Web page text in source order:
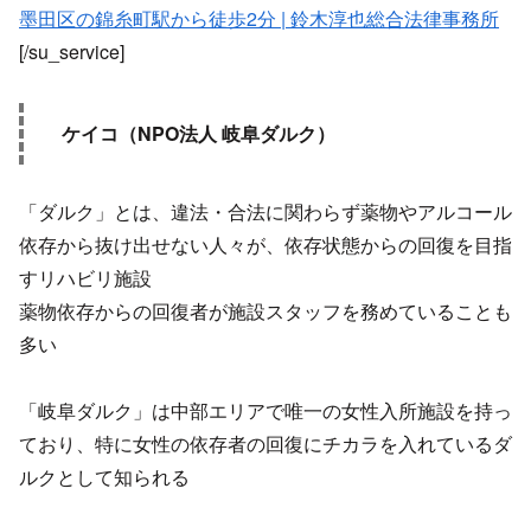
墨田区の錦糸町駅から徒歩2分 | 鈴木淳也総合法律事務所
[/su_service]
ケイコ（NPO法人 岐阜ダルク）
「ダルク」とは、違法・合法に関わらず薬物やアルコール
依存から抜け出せない人々が、依存状態からの回復を目指
すリハビリ施設
薬物依存からの回復者が施設スタッフを務めていることも
多い
「岐阜ダルク」は中部エリアで唯一の女性入所施設を持っ
ており、特に女性の依存者の回復にチカラを入れているダ
ルクとして知られる